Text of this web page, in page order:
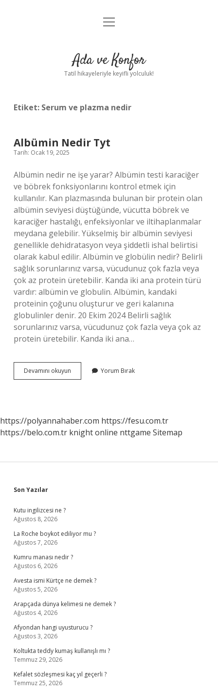
Anasayfa
Yasal Uyarı
menüyü
Ada ve Konfor
Tatil hikayeleriyle keyifli yolculuk!
Etiket: Serum ve plazma nedir
Albümin Nedir Tyt
Tarih: Ocak 19, 2025
Albümin nedir ne işe yarar? Albümin testi karaciğer
ve böbrek fonksiyonlarını kontrol etmek için
kullanılır. Kan plazmasında bulunan bir protein olan
albümin seviyesi düştüğünde, vücutta böbrek ve
karaciğer hastalığı, enfeksiyonlar ve iltihaplanmalar
meydana gelebilir. Yükselmiş bir albümin seviyesi
genellikle dehidratasyon veya şiddetli ishal belirtisi
olarak kabul edilir. Albümin ve globülin nedir? Belirli
sağlık sorunlarınız varsa, vücudunuz çok fazla veya
çok az protein üretebilir. Kanda iki ana protein türü
vardır: albümin ve globulin. Albümin, kandaki
proteinin çoğunu oluşturur ve geri kalanına
globulinler denir. 20 Ekim 2024 Belirli sağlık
sorunlarınız varsa, vücudunuz çok fazla veya çok az
protein üretebilir. Kanda iki ana…
Devamını okuyun Albümin
Nedir
Yorum Bırak
https://polyannahaber.com https://fesu.com.tr
https://belo.com.tr knight online nttgame Sitemap
Sidebar
Son Yazılar
Kutu ingilizcesi ne ?
Ağustos 8, 2026
La Roche boykot ediliyor mu ?
Ağustos 7, 2026
Kumru manası nedir ?
Ağustos 6, 2026
Avesta ismi Kürtçe ne demek ?
Ağustos 5, 2026
Arapçada dünya kelimesi ne demek ?
Ağustos 4, 2026
Afyondan hangi uyusturucu ?
Ağustos 3, 2026
Koltukta teddy kumaş kullanışlı mı ?
Temmuz 29, 2026
Kefalet sözleşmesi kaç yıl geçerli ?
Temmuz 25, 2026